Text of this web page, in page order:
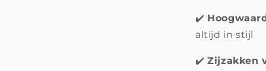
✔️
altijd in stijl
✔️Zijzakken